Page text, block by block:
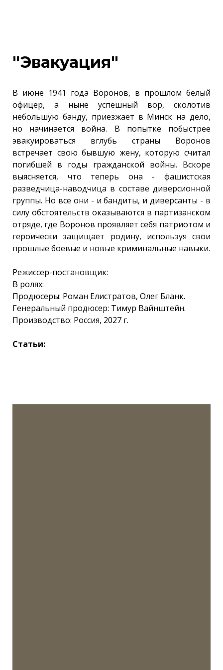
"Эвакуация"
В июне 1941 года Воронов, в прошлом белый
офицер, а ныне успешный вор, сколотив
небольшую банду, приезжает в Минск на дело,
но начинается война. В попытке побыстрее
эвакуироваться вглубь страны Воронов
встречает свою бывшую жену, которую считал
погибшей в годы гражданской войны. Вскоре
выясняется, что теперь она - фашистская
разведчица-наводчица в составе диверсионной
группы. Но все они - и бандиты, и диверсанты - в
силу обстоятельств оказываются в партизанском
отряде, где Воронов проявляет себя патриотом и
героически защищает родину, используя свои
прошлые боевые и новые криминальные навыки.
Режиссер-постановщик:
В ролях:
Продюсеры: Роман Елистратов, Олег Бланк.
Генеральный продюсер: Тимур Вайнштейн.
Производство: Россия, 2027 г.
Статьи: